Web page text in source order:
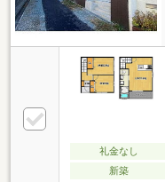
礼金なし
新築